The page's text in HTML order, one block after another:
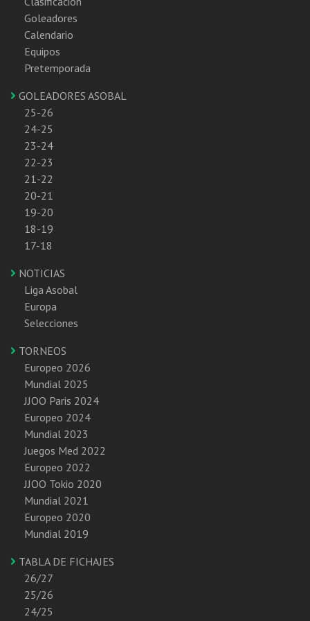
Goleadores
Calendario
Equipos
Pretemporada
GOLEADORES ASOBAL
25-26
24-25
23-24
22-23
21-22
20-21
19-20
18-19
17-18
NOTICIAS
Liga Asobal
Europa
Selecciones
TORNEOS
Europeo 2026
Mundial 2025
JJOO Paris 2024
Europeo 2024
Mundial 2023
Juegos Med 2022
Europeo 2022
JJOO Tokio 2020
Mundial 2021
Europeo 2020
Mundial 2019
TABLA DE FICHAJES
26/27
25/26
24/25